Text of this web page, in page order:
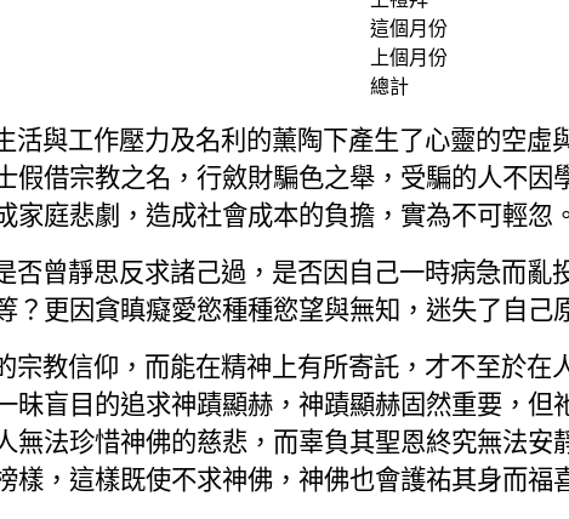
這個月份
上個月份
總計
活與工作壓力及名利的薰陶下產生了心靈的空虛
假借宗教之名，行斂財騙色之舉，受騙的人不
家庭悲劇，造成社會成本的負擔，實為不可輕忽。
否曾靜思反求諸己過，是否因自己一時病急而
？更因貪瞋癡愛慾種種慾望與無知，迷失了自己
宗教信仰，而能在精神上有所寄託，才不至於
昧盲目的追求神蹟顯赫，神蹟顯赫固然重要，
無法珍惜神佛的慈悲，而辜負其聖恩終究無法
樣，這樣既使不求神佛，神佛也會護祐其身而福